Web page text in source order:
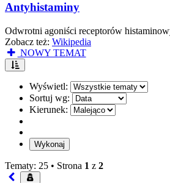
Antyhistaminy
Odwrotni agoniści receptorów
Zobacz też: Wikipedia
NOWY TEMAT
Wyświetl:
Sortuj wg:
Kierunek:
Tematy: 25 • Strona 1 z 2